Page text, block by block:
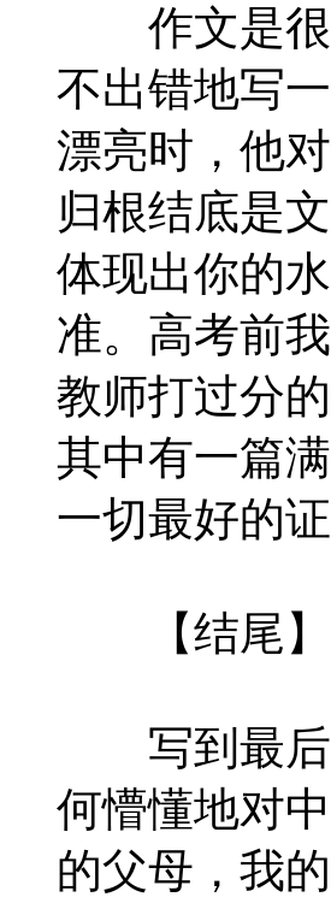
作文是很
不出错地写
漂亮时，他
归根结底是
体现出你的
准。高考前
教师打过分
其中有一篇
一切最好的证
【结尾】
写到最后
何懵懂地对
的父母，我